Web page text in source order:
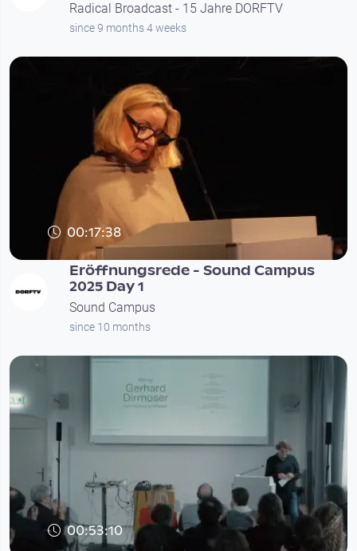
Radical Broadcast - 15 Jahre DORFTV
since 9 months 4 weeks
00:17:38
Eröffnungsrede - Sound Campus
2025 Day 1
Sound Campus
since 10 months
00:53:10